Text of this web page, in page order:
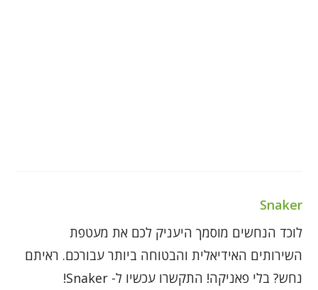
Snaker
לוכד הנחשים מוסמך היעניק לכם את מעטפת
השירותים האידיאלית והבטוחה ביותר עבורכם. ראיתם
נחש? בלי פאניקה! התקשרו עכשיו ל- Snaker!